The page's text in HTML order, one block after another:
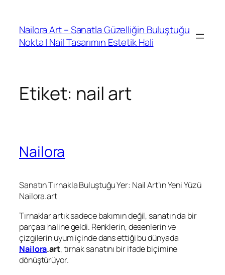
Nailora Art – Sanatla Güzelliğin Buluştuğu
Nokta | Nail Tasarımın Estetik Hali
Etiket: nail art
Nailora
Sanatın Tırnakla Buluştuğu Yer: Nail Art’ın Yeni Yüzü
Nailora.art
Tırnaklar artık sadece bakımın değil, sanatın da bir
parçası haline geldi. Renklerin, desenlerin ve
çizgilerin uyum içinde dans ettiği bu dünyada
Nailora.art, tırnak sanatını bir ifade biçimine
dönüştürüyor.